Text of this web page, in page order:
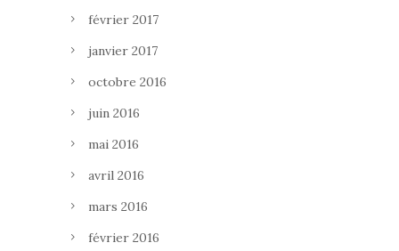
février 2017
janvier 2017
octobre 2016
juin 2016
mai 2016
avril 2016
mars 2016
février 2016